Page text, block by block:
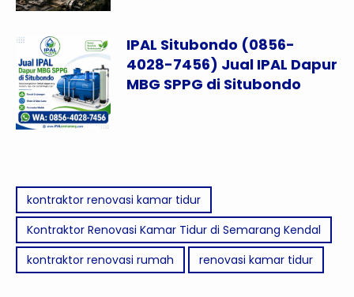
IPAL Situbondo (0856-
4028-7456) Jual IPAL Dapur
MBG SPPG di Situbondo
kontraktor renovasi kamar tidur
Kontraktor Renovasi Kamar Tidur di Semarang Kendal
kontraktor renovasi rumah
renovasi kamar tidur